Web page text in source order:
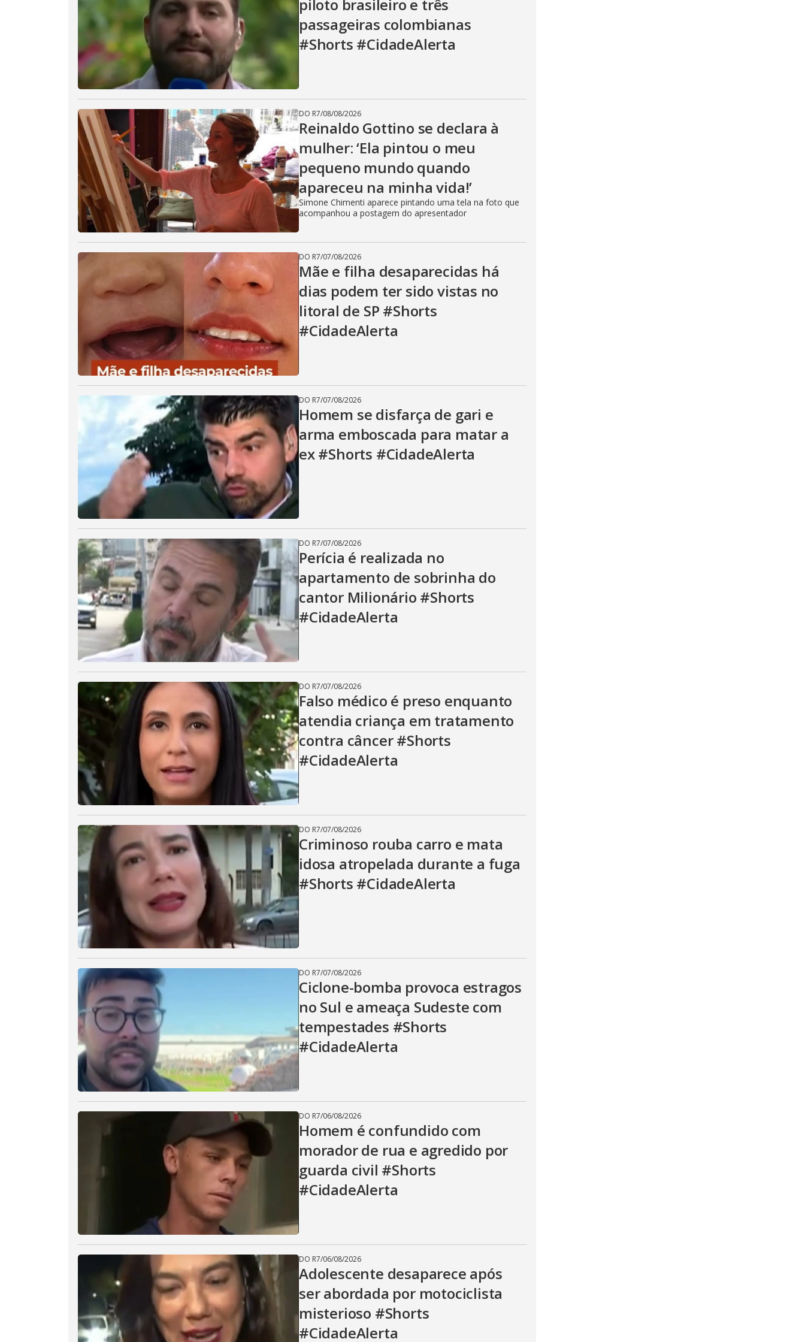
i
d
e
o
piloto brasileiro e três
passageiras colombianas
#Shorts #CidadeAlerta
DO R7/08/08/2026
Reinaldo Gottino se declara à
mulher: ‘Ela pintou o meu
pequeno mundo quando
apareceu na minha vida!’
Simone Chimenti aparece pintando uma tela na foto que
acompanhou a postagem do apresentador
DO R7/07/08/2026
Mãe e filha desaparecidas há
dias podem ter sido vistas no
litoral de SP #Shorts
#CidadeAlerta
DO R7/07/08/2026
Homem se disfarça de gari e
arma emboscada para matar a
ex #Shorts #CidadeAlerta
DO R7/07/08/2026
Perícia é realizada no
apartamento de sobrinha do
cantor Milionário #Shorts
#CidadeAlerta
DO R7/07/08/2026
Falso médico é preso enquanto
atendia criança em tratamento
contra câncer #Shorts
#CidadeAlerta
DO R7/07/08/2026
Criminoso rouba carro e mata
idosa atropelada durante a fuga
#Shorts #CidadeAlerta
DO R7/07/08/2026
Ciclone-bomba provoca estragos
no Sul e ameaça Sudeste com
tempestades #Shorts
#CidadeAlerta
DO R7/06/08/2026
Homem é confundido com
morador de rua e agredido por
guarda civil #Shorts
#CidadeAlerta
DO R7/06/08/2026
Adolescente desaparece após
ser abordada por motociclista
misterioso #Shorts
#CidadeAlerta